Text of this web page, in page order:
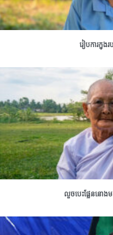
រៀបការក្នុង
លួចបេះផ្លែននោង